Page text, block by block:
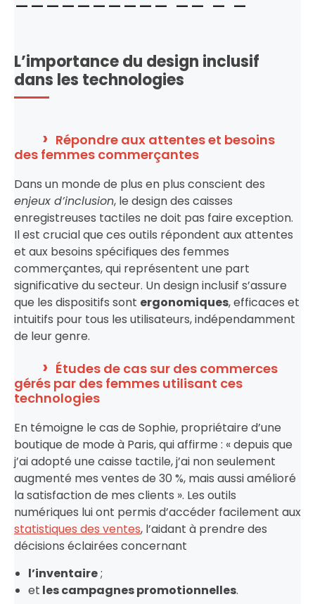
L’importance du design inclusif
dans les technologies
Répondre aux attentes et besoins
des femmes commerçantes
Dans un monde de plus en plus conscient des
enjeux d’inclusion, le design des caisses
enregistreuses tactiles ne doit pas faire exception.
Il est crucial que ces outils répondent aux attentes
et aux besoins spécifiques des femmes
commerçantes, qui représentent une part
significative du secteur. Un design inclusif s’assure
que les dispositifs sont ergonomiques, efficaces et
intuitifs pour tous les utilisateurs, indépendamment
de leur genre.
Études de cas sur des commerces
gérés par des femmes utilisant ces
technologies
En témoigne le cas de Sophie, propriétaire d’une
boutique de mode à Paris, qui affirme : « depuis que
j’ai adopté une caisse tactile, j’ai non seulement
augmenté mes ventes de 30 %, mais aussi amélioré
la satisfaction de mes clients ». Les outils
numériques lui ont permis d’accéder facilement aux
statistiques des ventes, l’aidant à prendre des
décisions éclairées concernant
l’inventaire;
et les campagnes promotionnelles.